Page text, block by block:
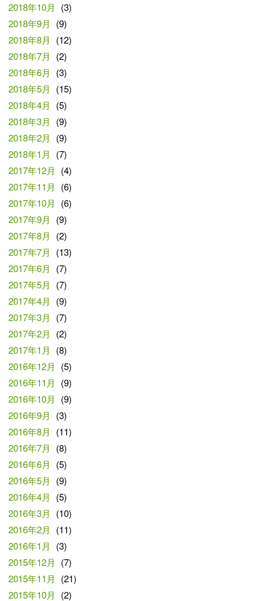
2018年10月
(3)
2018年9月
(9)
2018年8月
(12)
2018年7月
(2)
2018年6月
(3)
2018年5月
(15)
2018年4月
(5)
2018年3月
(9)
2018年2月
(9)
2018年1月
(7)
2017年12月
(4)
2017年11月
(6)
2017年10月
(6)
2017年9月
(9)
2017年8月
(2)
2017年7月
(13)
2017年6月
(7)
2017年5月
(7)
2017年4月
(9)
2017年3月
(7)
2017年2月
(2)
2017年1月
(8)
2016年12月
(5)
2016年11月
(9)
2016年10月
(9)
2016年9月
(3)
2016年8月
(11)
2016年7月
(8)
2016年6月
(5)
2016年5月
(9)
2016年4月
(5)
2016年3月
(10)
2016年2月
(11)
2016年1月
(3)
2015年12月
(7)
2015年11月
(21)
2015年10月
(2)